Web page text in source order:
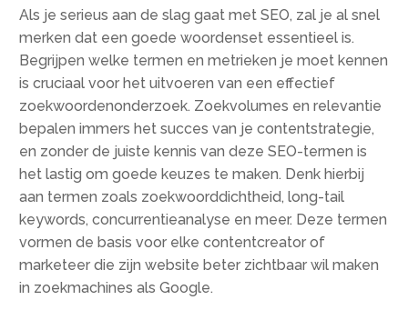
Als je serieus aan de slag gaat met SEO, zal je al snel
merken dat een goede woordenset essentieel is.
Begrijpen welke termen en metrieken je moet kennen
is cruciaal voor het uitvoeren van een effectief
zoekwoordenonderzoek. Zoekvolumes en relevantie
bepalen immers het succes van je contentstrategie,
en zonder de juiste kennis van deze SEO-termen is
het lastig om goede keuzes te maken. Denk hierbij
aan termen zoals zoekwoorddichtheid, long-tail
keywords, concurrentieanalyse en meer. Deze termen
vormen de basis voor elke contentcreator of
marketeer die zijn website beter zichtbaar wil maken
in zoekmachines als Google.